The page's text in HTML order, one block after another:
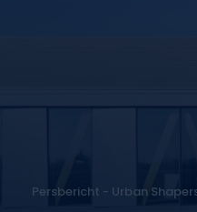
Persbericht - Urban